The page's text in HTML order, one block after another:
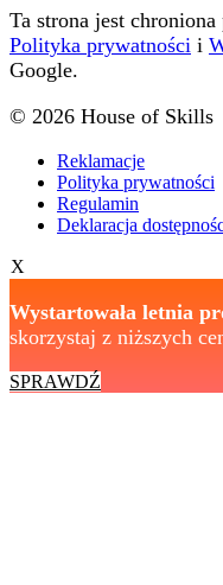
Ta strona jest
Polityka prywatności i
Google.
© 2026 House of Skills
Reklamacje
Polityka prywatności
Regulamin
Deklaracja
X
Wystartowała letnia
skorzystaj z niższych
SPRAWDŹ